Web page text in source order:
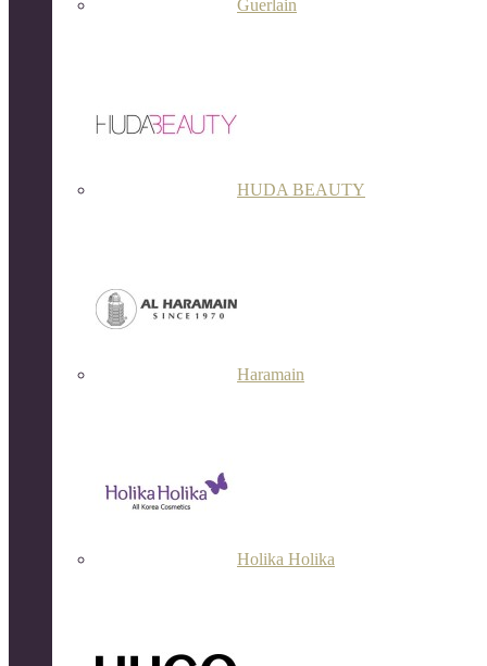
Guerlain
HUDA BEAUTY
Haramain
Holika Holika